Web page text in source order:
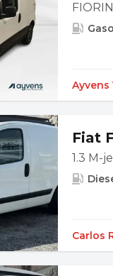
Ayvens
Fiat
1.3 M-
Carlos